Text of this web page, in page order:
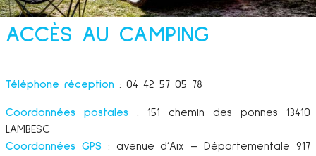
ACCÈS AU CAMPING
Téléphone réception : 04 42 57 05 78
Coordonnées postales : 151 chemin des ponnes 13410
LAMBESC
Coordonnées GPS : avenue d’Aix – Départementale 917